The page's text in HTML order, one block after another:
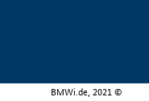
BMWi.de, 2021 ©